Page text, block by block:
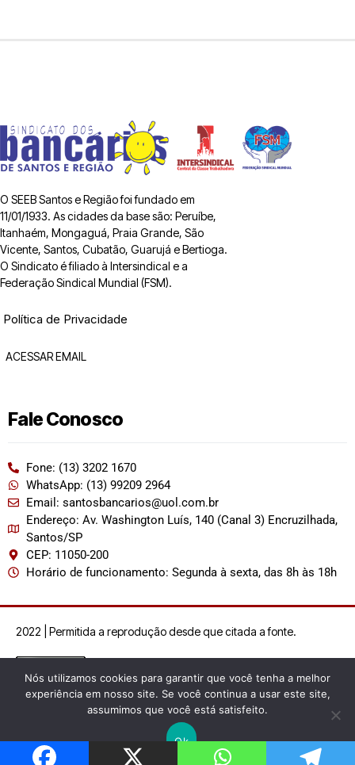
O SEEB Santos e Região foi fundado em
11/01/1933. As cidades da base são: Peruíbe,
Itanhaém, Mongaguá, Praia Grande, São
Vicente, Santos, Cubatão, Guarujá e Bertioga.
O Sindicato é filiado à Intersindical e a
Federação Sindical Mundial (FSM).
Política de Privacidade
ACESSAR EMAIL
Fale Conosco
Fone: (13) 3202 1670
WhatsApp: (13) 99209 2964
Email: santosbancarios@uol.com.br
Endereço: Av. Washington Luís, 140 (Canal 3) Encruzilhada,
Santos/SP
CEP: 11050-200
Horário de funcionamento: Segunda à sexta, das 8h às 18h
2022 | Permitida a reprodução desde que citada a fonte.
Nós utilizamos cookies para garantir que você tenha a melhor
experiência em nosso site. Se você continua a usar este site,
assumimos que você está satisfeito.
Ok